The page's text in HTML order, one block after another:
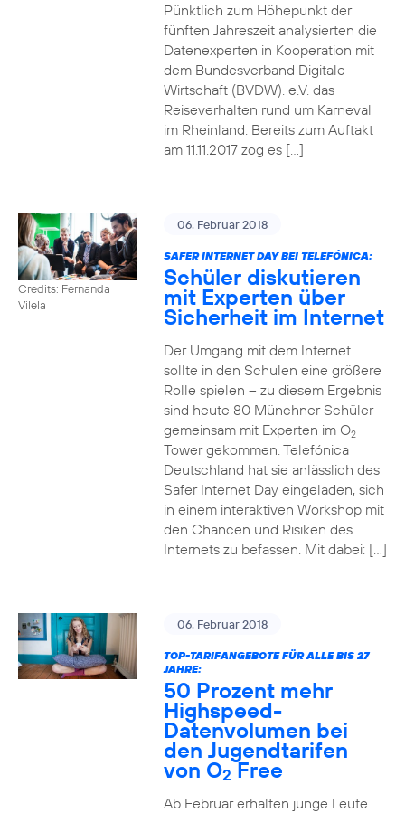
Pünktlich zum Höhepunkt der
fünften Jahreszeit analysierten die
Datenexperten in Kooperation mit
dem Bundesverband Digitale
Wirtschaft (BVDW). e.V. das
Reiseverhalten rund um Karneval
im Rheinland. Bereits zum Auftakt
am 11.11.2017 zog es […]
Credits: Fernanda
Vilela
06. Februar 2018
SAFER INTERNET DAY BEI TELEFÓNICA:
Schüler diskutieren
mit Experten über
Sicherheit im Internet
Der Umgang mit dem Internet
sollte in den Schulen eine größere
Rolle spielen – zu diesem Ergebnis
sind heute 80 Münchner Schüler
gemeinsam mit Experten im O2
Tower gekommen. Telefónica
Deutschland hat sie anlässlich des
Safer Internet Day eingeladen, sich
in einem interaktiven Workshop mit
den Chancen und Risiken des
Internets zu befassen. Mit dabei: […]
06. Februar 2018
TOP-TARIFANGEBOTE FÜR ALLE BIS 27
JAHRE:
50 Prozent mehr
Highspeed-
Datenvolumen bei
den Jugendtarifen
von O2Free
Ab Februar erhalten junge Leute